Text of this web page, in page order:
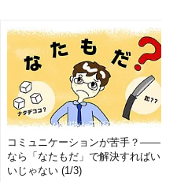
コミュニケーションが苦手？――
なら「なたもだ」で解決すればい
いじゃない (1/3)